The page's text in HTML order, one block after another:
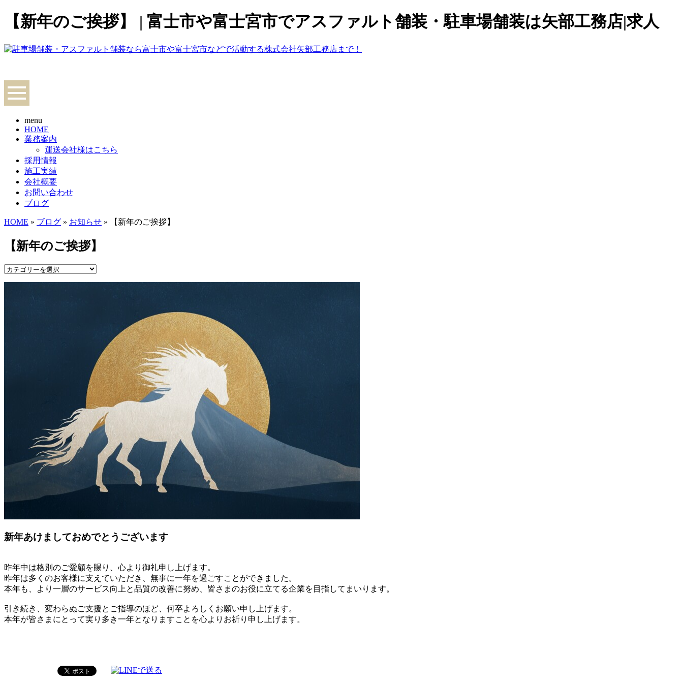
【新年のご挨拶】 | 富士市や富士宮市でアスファルト舗装・駐車場舗装は矢部工務店|求人
menu
HOME
業務案内
運送会社様はこちら
採用情報
施工実績
会社概要
お問い合わせ
ブログ
HOME » ブログ » お知らせ » 【新年のご挨拶】
【新年のご挨拶】
新年あけましておめでとうございます
昨年中は格別のご愛顧を賜り、心より御礼申し上げます。
昨年は多くのお客様に支えていただき、無事に一年を過ごすことができました。
本年も、より一層のサービス向上と品質の改善に努め、皆さまのお役に立てる企業を目指してまいります。
引き続き、変わらぬご支援とご指導のほど、何卒よろしくお願い申し上げます。
本年が皆さまにとって実り多き一年となりますことを心よりお祈り申し上げます。